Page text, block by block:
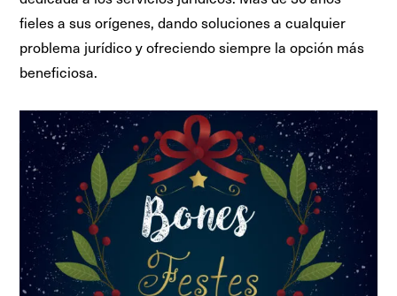
fieles a sus orígenes, dando soluciones a cualquier
problema jurídico y ofreciendo siempre la opción más
beneficiosa.